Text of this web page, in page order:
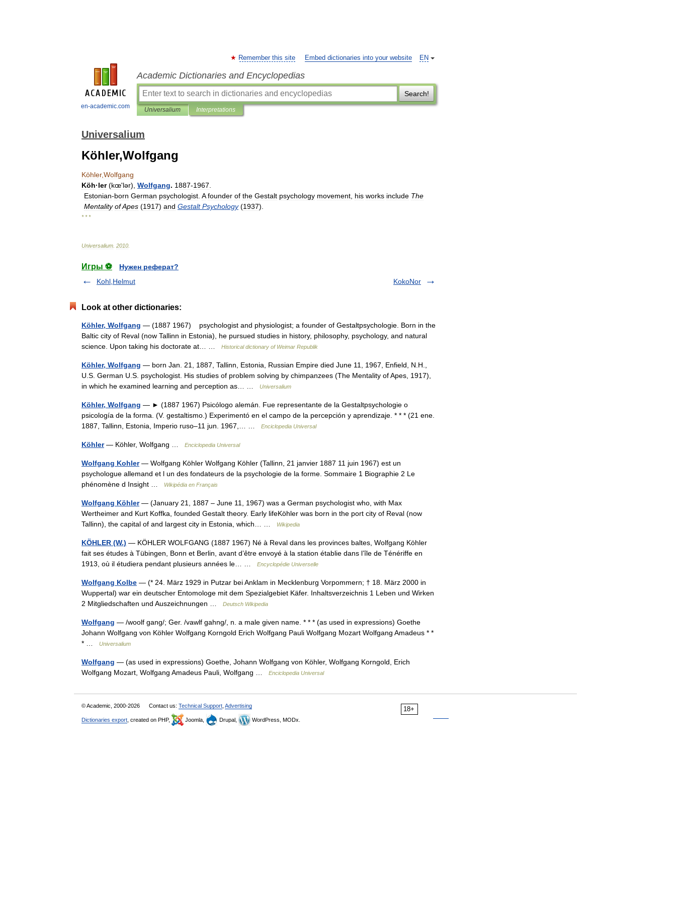
en-academic.com
EN
Remember this site Embed dictionaries into your website
Academic Dictionaries and Encyclopedias
Search!
Universalium Interpretations
Universalium
Köhler,Wolfgang
Köhler,Wolfgang
Köh·ler(kœʹlər), Wolfgang. 1887-1967
Estonian-born German psychologist A founder of the Gestalt psychology movement his works include The
Mentality ofApes (1917) and Gestalt Psychology(1937).
* * *
Universalium 2010
Игры ⚽
Нужен реферат?
Kohl,Helmut
KokoNor
Look at other dictionaries:
Köhler, Wolfgang — (1887 1967) psychologist and physiologist; a founder of Gestaltpsychologie. Born in the
Baltic city of Reval (now Tallinn in Estonia), he pursued studies in history, philosophy, psychology, and natural
science. Upon taking his doctorate at… …
Historical dictionary of Weimar Republik
Köhler, Wolfgang — born Jan. 21, 1887, Tallinn, Estonia, Russian Empire died June 11, 1967, Enfield, N.H.,
U.S. German U.S. psychologist. His studies of problem solving by chimpanzees (The Mentality of Apes, 1917),
in which he examined learning and perception as… …
Universalium
Köhler, Wolfgang — ► (1887 1967) Psicólogo alemán. Fue representante de la Gestaltpsychologie o
psicología de la forma. (V. gestaltismo.) Experimentó en el campo de la percepción y aprendizaje. * * * (21 ene.
1887, Tallinn, Estonia, Imperio ruso–11 jun. 1967,… …
Enciclopedia Universal
Köhler— Köhler, Wolfgang … Enciclopedia Universal
Wolfgang Kohler— Wolfgang Köhler Wolfgang Köhler (Tallinn, 21 janvier 1887 11 juin 1967) est un
psychologue allemand et l un des fondateurs de la psychologie de la forme. Sommaire 1 Biographie 2 Le
phénomène d Insight …
Wikipédia en Français
Wolfgang Köhler— (January 21, 1887 – June 11, 1967) was a German psychologist who, with Max
Wertheimer and Kurt Koffka, founded Gestalt theory. Early lifeKöhler was born in the port city of Reval (now
Tallinn), the capital of and largest city in Estonia, which… …
Wikipedia
KÖHLER (W.) — KÖHLER WOLFGANG (1887 1967) Né à Reval dans les provinces baltes, Wolfgang Köhler
fait ses études à Tübingen, Bonn et Berlin, avant d’être envoyé à la station établie dans l’île de Ténériffe en
1913, où il étudiera pendant plusieurs années le… …
Encyclopédie Universelle
Wolfgang Kolbe — (* 24. März 1929 in Putzar bei Anklam in Mecklenburg Vorpommern; † 18. März 2000 in
Wuppertal) war ein deutscher Entomologe mit dem Spezialgebiet Käfer. Inhaltsverzeichnis 1 Leben und Wirken
2 Mitgliedschaften und Auszeichnungen …
Deutsch Wikipedia
Wolfgang — /woolf gang/; Ger. /vawlf gahng/, n. a male given name. * * * (as used in expressions) Goethe
Johann Wolfgang von Köhler Wolfgang Korngold Erich Wolfgang Pauli Wolfgang Mozart Wolfgang Amadeus * *
* …
Universalium
Wolfgang — (as used in expressions) Goethe, Johann Wolfgang von Köhler, Wolfgang Korngold, Erich
Wolfgang Mozart, Wolfgang Amadeus Pauli, Wolfgang …
Enciclopedia Universal
18+
© Academic, 2000-2026 Contact us: Technical Support Advertising
Dictionaries export , created on PHP, Joomla, Drupal, WordPress, MODx.